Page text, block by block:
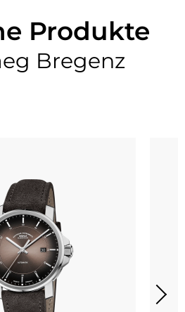
Produkte
Bregenz